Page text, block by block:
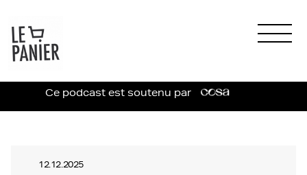
Ce podcast est soutenu par
12.12.2025